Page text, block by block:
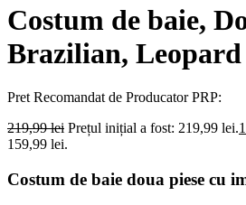
Costum de baie,
Brazilian, Leopard
Pret Recomandat de ProducatorPRP:
219,99lei Prețul inițial a fost: 219,99 lei.
159,99 lei.
Costum de baie doua piese cu